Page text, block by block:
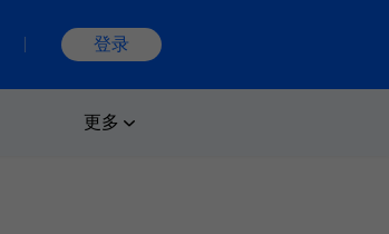
登录
更多